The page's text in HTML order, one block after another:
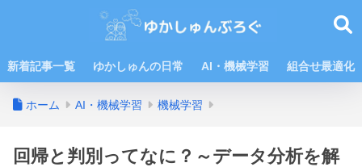
新着記事一覧 ゆかしゅんの日常 AI・機械学習 組合せ最適化
ホーム AI・機械学習 機械学習
回帰と判別ってなに？～データ分析を解